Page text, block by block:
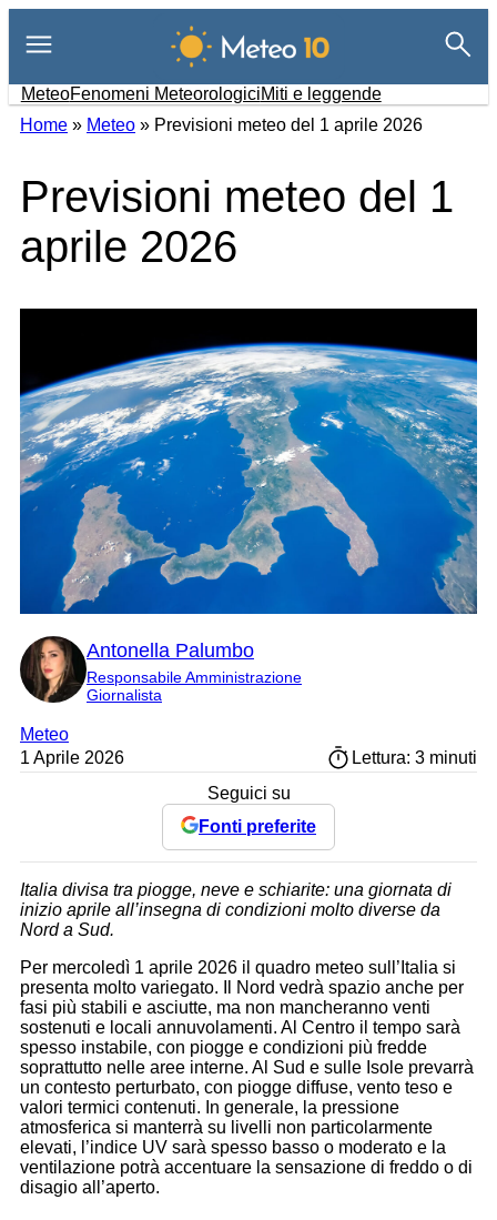
contenuto
MeteoFenomeni MeteorologiciMiti e leggende
Home » Meteo » Previsioni meteo del 1 aprile 2026
Previsioni meteo del 1
aprile 2026
Antonella Palumbo
Responsabile Amministrazione
Giornalista
Meteo
1 Aprile 2026
Lettura: 3 minuti
Seguici su
Fonti preferite
Italia divisa tra piogge, neve e schiarite: una giornata di
inizio aprile all’insegna di condizioni molto diverse da
Nord a Sud.
Per mercoledì 1 aprile 2026 il quadro meteo sull’Italia si
presenta molto variegato. Il Nord vedrà spazio anche per
fasi più stabili e asciutte, ma non mancheranno venti
sostenuti e locali annuvolamenti. Al Centro il tempo sarà
spesso instabile, con piogge e condizioni più fredde
soprattutto nelle aree interne. Al Sud e sulle Isole prevarrà
un contesto perturbato, con piogge diffuse, vento teso e
valori termici contenuti. In generale, la pressione
atmosferica si manterrà su livelli non particolarmente
elevati, l’indice UV sarà spesso basso o moderato e la
ventilazione potrà accentuare la sensazione di freddo o di
disagio all’aperto.